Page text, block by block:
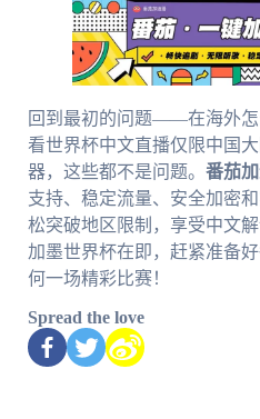
回到最初的问题——在海外
看世界杯中文直播仅限中国
器，这些都不是问题。 番茄
支持、稳定流量、安全加密
松突破地区限制，享受中文
加墨世界杯在即，赶紧准备好
何一场精彩比赛！
Spread the love